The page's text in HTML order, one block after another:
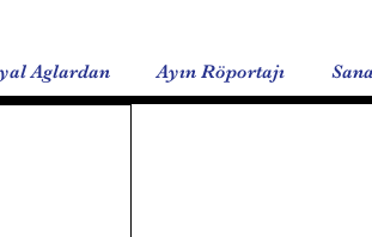
Aglardan Ayın Röportajı